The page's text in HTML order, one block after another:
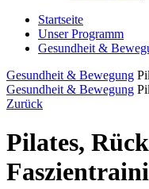
Startseite
Unser Programm
Gesundheit &
Gesundheit & Bewegung
Gesundheit & Bewegung
Zurück
Pilates,